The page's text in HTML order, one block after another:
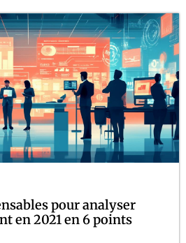
pour analyser
en 2021 en 6 points